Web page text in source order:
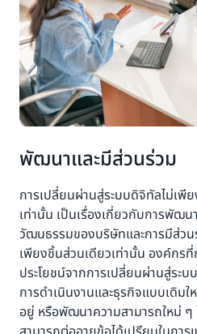
พัฒนาและมีส่วนร่วม
การเปลี่ยนผ่านสู่ระบบดิจิทัลไม่เพี
เท่านั้น เป็นเรื่องเกี่ยวกับการพัฒ
วัฒนธรรมของบริษัทและการมีส่วน
เพียงชิ้นส่วนเดียวเท่านั้น องค์กร
ประโยชน์จากการเปลี่ยนผ่านสู่ระ
การดำเนินงานและธุรกิจแบบเดิม
อยู่ หรือพัฒนาความสามารถใหม่ ๆ